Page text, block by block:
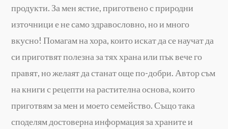
продукти. За мен ястие, приготвено с природни
източници е не само здравословно, но и много
вкусно! Помагам на хора, които искат да се научат да
си приготвят полезна за тях храна или пък вече го
правят, но желаят да станат още по-добри. Автор съм
на книги с рецепти на растителна основа, които
приготвям за мен и моето семейство. Също така
споделям достоверна информация за храните и